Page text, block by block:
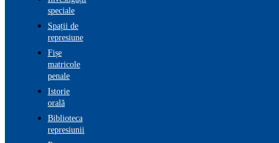
speciale
Spații de
represiune
Fișe
matricole
penale
Istorie
orală
Biblioteca
represiunii